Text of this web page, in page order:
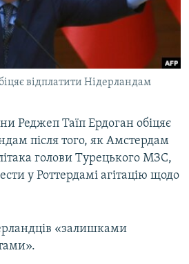
відплатити Нідерландам
Реджеп Таїп Ердоган обіцяє
після того, як Амстердам
голови Турецького МЗС,
у Роттердамі агітацію щодо
«залишками